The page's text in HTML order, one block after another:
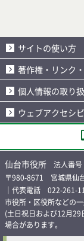
サイトの使い方
著作権・リンク
個人情報の取り
ウェブアクセシ
仙台市役所 法人番
〒980-8671 宮城県仙
｜代表電話 022-261-
市役所・区役所などの
(土日祝日および12月
場合があります。